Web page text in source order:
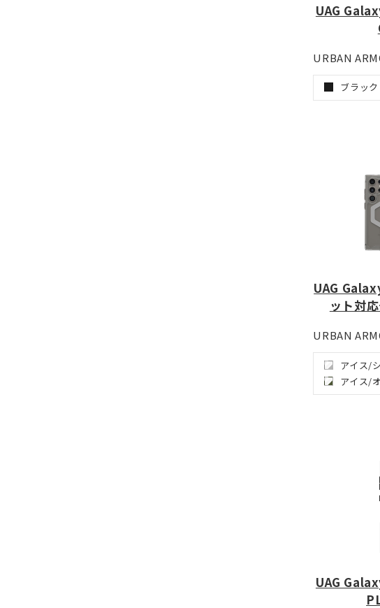
UAG
URBAN
ブラック
UAG
ット対
URBAN
アイス/
アイス/
UAG